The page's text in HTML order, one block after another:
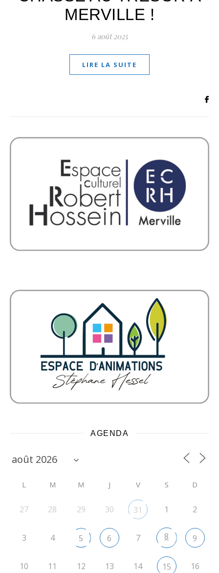
MERVILLE !
6 août 2025
LIRE LA SUITE
AGENDA
L M M J V S D
27 28 29 30 31 1 2
3 4 5 6 7 8 9
10 11 12 13 14 15 16